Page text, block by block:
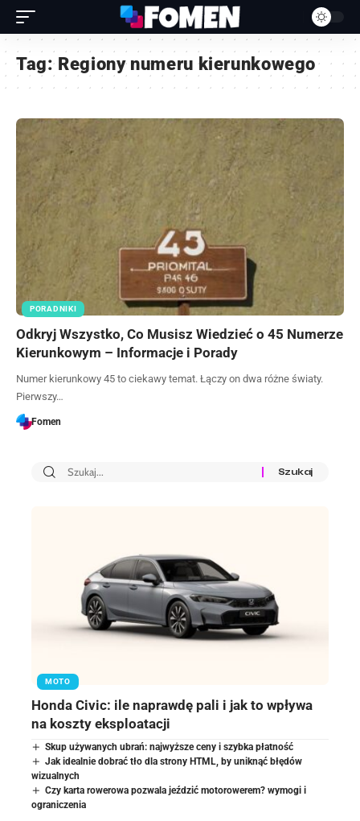
Tag: Regiony numeru kierunkowego
PORADNIKI
Odkryj Wszystko, Co Musisz Wiedzieć o 45 Numerze
Kierunkowym – Informacje i Porady
Numer kierunkowy 45 to ciekawy temat. Łączy on dwa różne światy.
Pierwszy…
Fomen
MOTO
Honda Civic: ile naprawdę pali i jak to wpływa
na koszty eksploatacji
Skup używanych ubrań: najwyższe ceny i szybka płatność
Jak idealnie dobrać tło dla strony HTML, by uniknąć błędów
wizualnych
Czy karta rowerowa pozwala jeździć motorowerem? wymogi i
ograniczenia